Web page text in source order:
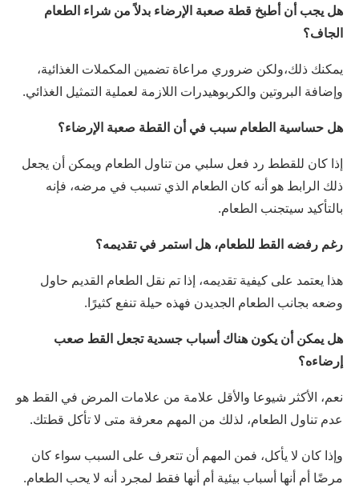
هل يجب أن أطبخ قطة صعبة الإرضاء بدلاً من شراء الطعام
الجاف؟
يمكنك ذلك،ولكن ضروري مراعاة تضمين المكملات الغذائية،
وإضافة البروتين والكربوهيدرات اللازمة لعملية التمثيل الغذائي.
هل حساسية الطعام سبب في أن القطة صعبة الإرضاء؟
إذا كان للقطط رد فعل سلبي من تناول الطعام ويمكن أن يجعل
ذلك الرابط هو أنه كان الطعام الذي تسبب في مرضه، فإنه
بالتأكيد سيتجنب الطعام.
رغم رفضه القط للطعام، هل استمر في تقديمه؟
هذا يعتمد على كيفية تقديمه، إذا تم نقل الطعام القديم حاول
وضعه بجانب الطعام الجديدن فهذه حيلة تنفع كثيرًا.
هل يمكن أن يكون هناك أسباب جسدية تجعل القط صعب
إرضاءه؟
نعم، الأكثر شيوعا والأقل علامة من علامات المرض في القط هو
عدم تناول الطعام، لذلك من المهم معرفة متى لا تأكل قطتك.
وإذا كان لا يأكل، فمن المهم أن تتعرف على السبب سواء كان
مرضًا أم أنها أسباب بيئية أم أنها فقط لمجرد أنه لا يحب الطعام.